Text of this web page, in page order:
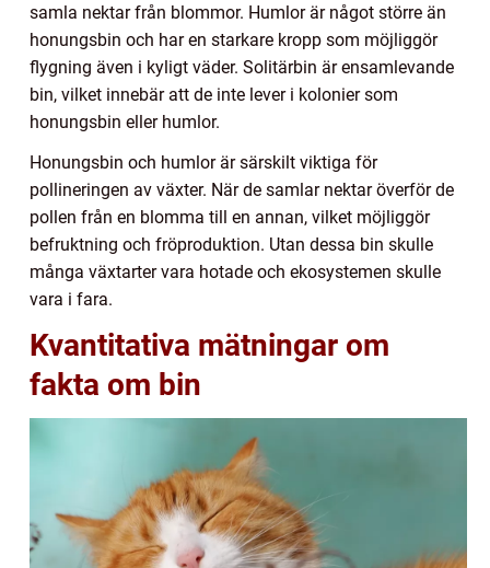
samla nektar från blommor. Humlor är något större än
honungsbin och har en starkare kropp som möjliggör
flygning även i kyligt väder. Solitärbin är ensamlevande
bin, vilket innebär att de inte lever i kolonier som
honungsbin eller humlor.
Honungsbin och humlor är särskilt viktiga för
pollineringen av växter. När de samlar nektar överför de
pollen från en blomma till en annan, vilket möjliggör
befruktning och fröproduktion. Utan dessa bin skulle
många växtarter vara hotade och ekosystemen skulle
vara i fara.
Kvantitativa mätningar om
fakta om bin